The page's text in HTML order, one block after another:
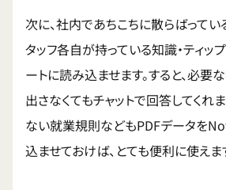
次に、社内であちこちに散らばってい
タッフ各自が持っている知識・ティッ
ートに読み込ませます。すると、必要
出さなくてもチャットで回答してくれ
ない就業規則などもPDFデータを
込ませておけば、とても便利に使えま